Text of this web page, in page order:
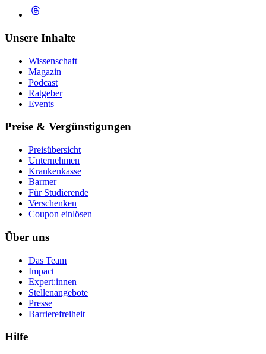
Unsere Inhalte
Wissenschaft
Magazin
Podcast
Ratgeber
Events
Preise & Vergünstigungen
Preisübersicht
Unternehmen
Krankenkasse
Barmer
Für Studierende
Ver­schen­ken
Coupon einlösen
Über uns
Das Team
Impact
Expert:innen
Stellenangebote
Presse
Barrierefreiheit
Hilfe